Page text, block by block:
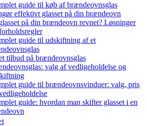
guide til køb af brændeovnsglas
effektivt glasset på din brændeovn
på din brændeovn revnet? Løsninger
guide til udskiftning af et
tilbud på brændeovnsglas
valg af vedligeholdelse og
guide til brændeovnsvinduer: valg, pris
guide: hvordan man skifter glasset i en